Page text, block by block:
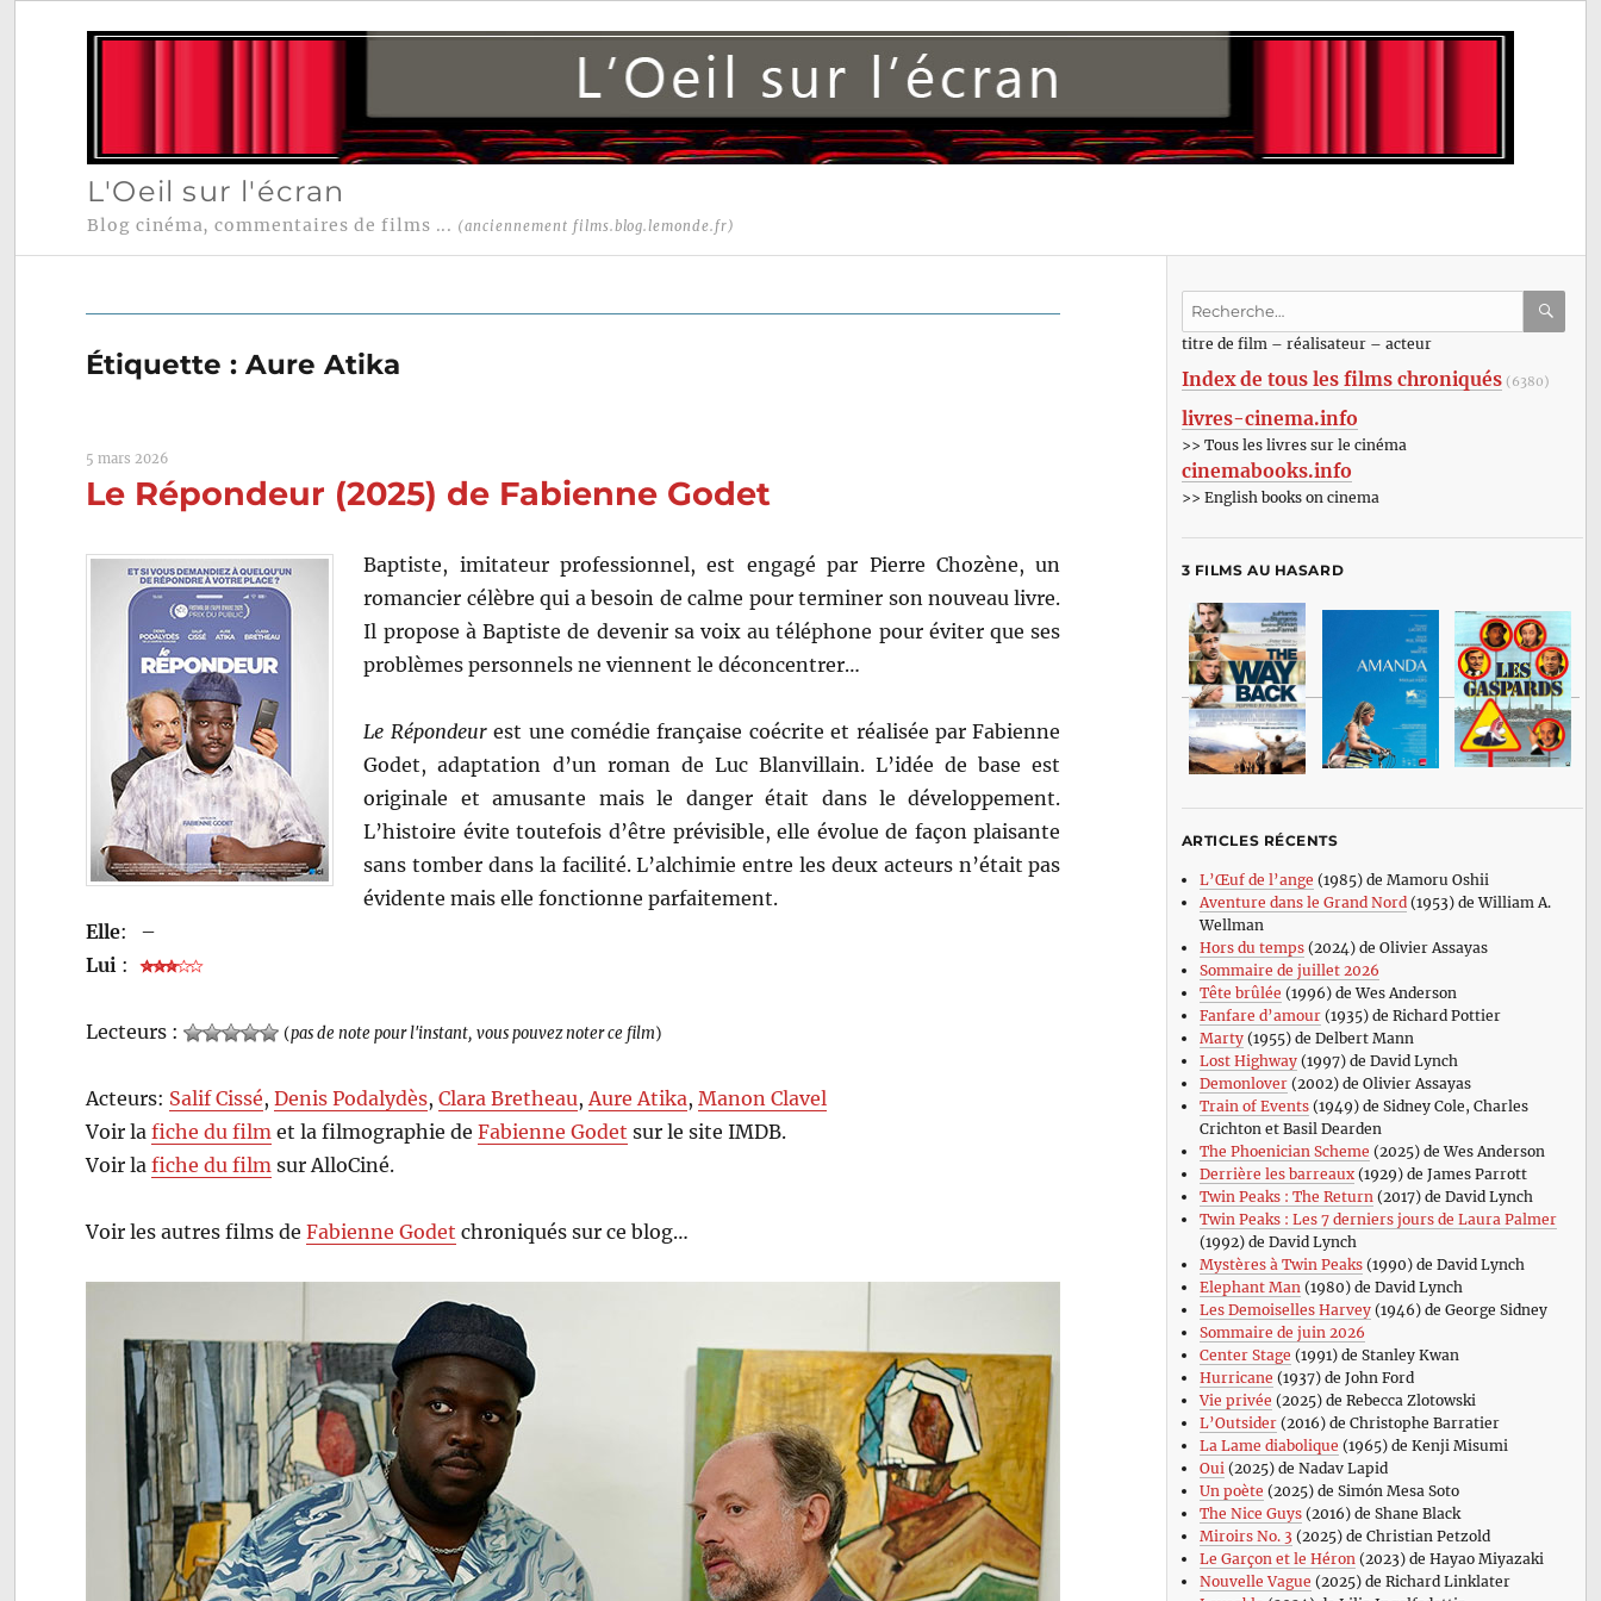
L'Oeil sur l'écran
Blog cinéma, commentaires de films ... (anciennement films.blog.lemonde.fr)
Étiquette :Aure Atika
5 mars 2026
Le Répondeur (2025) de Fabienne Godet
Baptiste, imitateur professionnel, est engagé par Pierre Chozène, un
romancier célèbre qui a besoin de calme pour terminer son nouveau livre.
Il propose à Baptiste de devenir sa voix au téléphone pour éviter que ses
problèmes personnels ne viennent le déconcentrer…
Le Répondeurest une comédie française coécrite et réalisée par Fabienne
Godet, adaptation d’un roman de Luc Blanvillain. L’idée de base est
originale et amusante mais le danger était dans le développement.
L’histoire évite toutefois d’être prévisible, elle évolue de façon plaisante
sans tomber dans la facilité. L’alchimie entre les deux acteurs n’était pas
évidente mais elle fonctionne parfaitement.
Elle:
–
Lui :
Lecteurs : (pas de note pour l'instant, vous pouvez noter ce film)
Acteurs: Salif Cissé,Denis Podalydès,Clara Bretheau, Aure Atika,Manon Clavel
Voir lafiche du film et la filmographie deFabienne Godet sur le site IMDB.
Voir lafiche du film sur AlloCiné.
Voir les autres films deFabienne Godet chroniqués sur ce blog…
Recherche
:titre de film – réalisateur – acteur
Index de tous les films chroniqués (6380)
livres-cinema.info
>> Tous les livres sur le cinéma
cinemabooks.info
>> English books on cinema
3 FILMS AU HASARD
ARTICLES RÉCENTS
L’Œuf de l’ange (1985) de Mamoru Oshii
Aventure dans le Grand Nord(1953) de William A.
Wellman
Hors du temps(2024) de Olivier Assayas
Sommaire de juillet 2026
Tête brûlée (1996) de Wes Anderson
Fanfare d’amour(1935) de Richard Pottier
Marty(1955) de Delbert Mann
Lost Highway(1997) de David Lynch
Demonlover(2002) de Olivier Assayas
Train of Events(1949) de Sidney Cole, Charles
Crichton et Basil Dearden
The Phoenician Scheme (2025) de Wes Anderson
Derrière les barreaux(1929) de James Parrott
Twin Peaks : The Return(2017) de David Lynch
Twin Peaks : Les 7 derniers jours de Laura Palmer
(1992) de David Lynch
Mystères à Twin Peaks(1990) de David Lynch
Elephant Man(1980) de David Lynch
Les Demoiselles Harvey(1946) de George Sidney
Sommaire de juin 2026
Center Stage (1991) de Stanley Kwan
Hurricane (1937) de John Ford
Vie privée (2025) de Rebecca Zlotowski
L’Outsider(2016) de Christophe Barratier
La Lame diabolique (1965) de Kenji Misumi
Oui(2025) de Nadav Lapid
Un poète (2025) de Simón Mesa Soto
The Nice Guys(2016) de Shane Black
Miroirs No. 3 (2025) de Christian Petzold
Le Garçon et le Héron(2023) de Hayao Miyazaki
Nouvelle Vague (2025) de Richard Linklater